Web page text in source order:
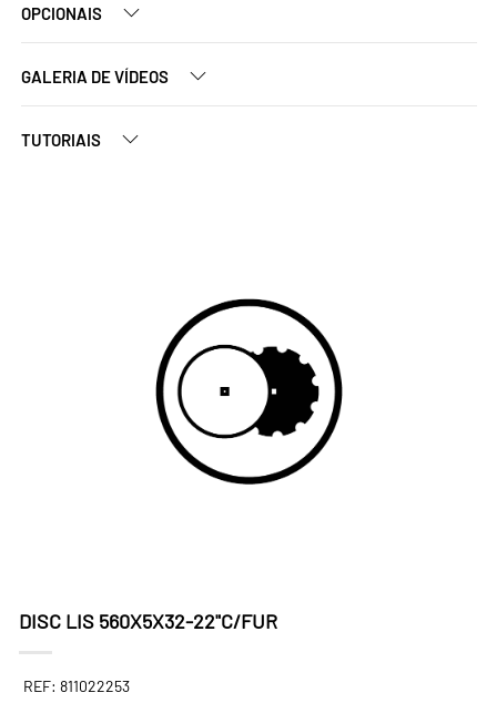
OPCIONAIS
GALERIA DE VÍDEOS
TUTORIAIS
DISC LIS 560X5X32-22"C/FUR
REF: 811022253